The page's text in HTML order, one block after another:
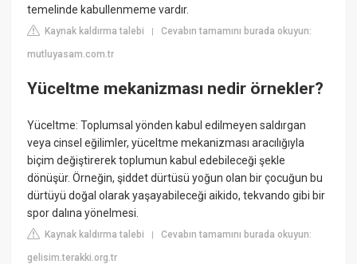
temelinde kabullenmeme vardır.
Kaynak kaldırma talebi |Cevabın tamamını burada okuyun:
mutluyasam.com.tr
Yüceltme mekanizması nedir örnekler?
Yüceltme: Toplumsal yönden kabul edilmeyen saldırgan
veya cinsel eğilimler, yüceltme mekanizması aracılığıyla
biçim değiştirerek toplumun kabul edebileceği şekle
dönüşür. Örneğin, şiddet dürtüsü yoğun olan bir çocuğun bu
dürtüyü doğal olarak yaşayabileceği aikido, tekvando gibi bir
spor dalına yönelmesi.
Kaynak kaldırma talebi |Cevabın tamamını burada okuyun:
gelisim.terakki.org.tr